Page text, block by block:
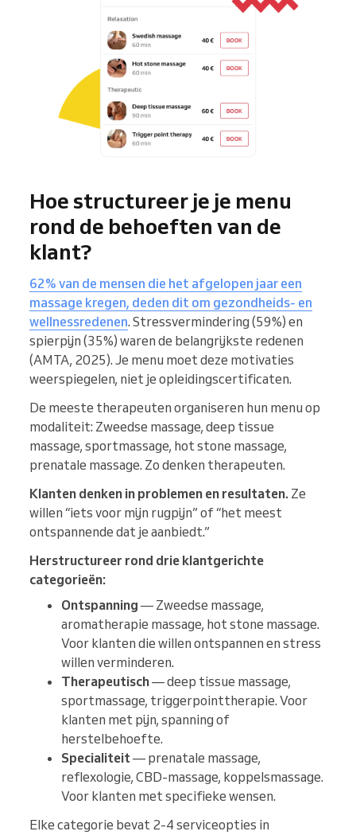
Hoe structureer je je menu
rond de behoeften van de
klant?
62% van de mensen die het afgelopen jaar een
massage kregen, deden dit om gezondheids- en
wellnessredenen. Stressvermindering (59%) en
spierpijn (35%) waren de belangrijkste redenen
(AMTA, 2025). Je menu moet deze motivaties
weerspiegelen, niet je opleidingscertificaten.
De meeste therapeuten organiseren hun menu op
modaliteit: Zweedse massage, deep tissue
massage, sportmassage, hot stone massage,
prenatale massage. Zo denken therapeuten.
Klanten denken in problemen en resultaten. Ze
willen “iets voor mijn rugpijn” of “het meest
ontspannende dat je aanbiedt.”
Herstructureer rond drie klantgerichte
categorieën:
Ontspanning — Zweedse massage,
aromatherapie massage, hot stone massage.
Voor klanten die willen ontspannen en stress
willen verminderen.
Therapeutisch— deep tissue massage,
sportmassage, triggerpointtherapie. Voor
klanten met pijn, spanning of
herstelbehoefte.
Specialiteit — prenatale massage,
reflexologie, CBD-massage, koppelsmassage.
Voor klanten met specifieke wensen.
Elke categorie bevat 2-4 serviceopties in